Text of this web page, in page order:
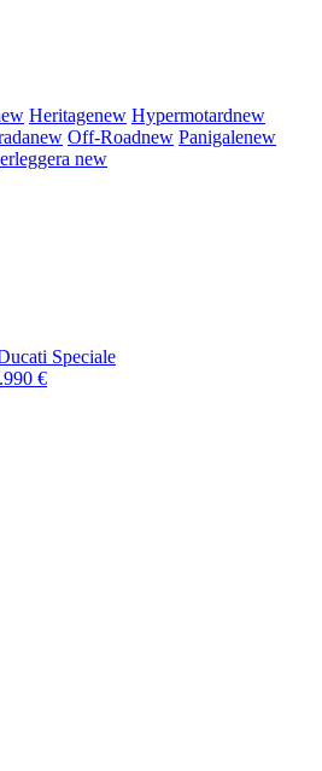
Heritagenew Hypermotardnew
new Off-Roadnew Panigalenew
new
Speciale
€